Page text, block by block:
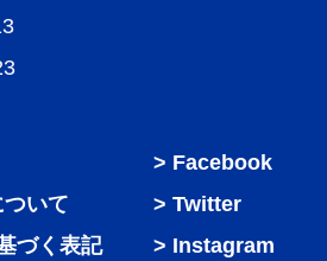
いて
づく表記
Facebook
Twitter
Instagram